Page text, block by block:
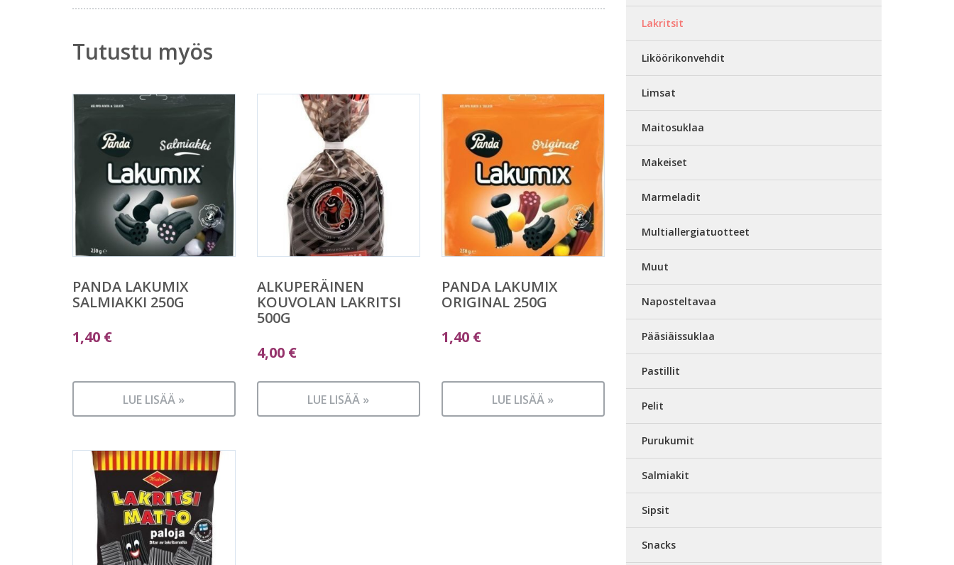
Tutustu myös
PANDA LAKUMIX
SALMIAKKI 250G
1,40 €
LUE LISÄÄ »
ALKUPERÄINEN
KOUVOLAN LAKRITSI
500G
4,00 €
LUE LISÄÄ »
PANDA LAKUMIX
ORIGINAL 250G
1,40 €
LUE LISÄÄ »
Lakritsit
Liköörikonvehdit
Limsat
Maitosuklaa
Makeiset
Marmeladit
Multiallergiatuotteet
Muut
Naposteltavaa
Pääsiäissuklaa
Pastillit
Pelit
Purukumit
Salmiakit
Sipsit
Snacks